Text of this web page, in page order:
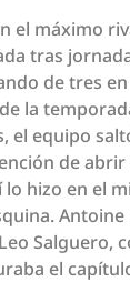
el máximo
tras
de tres
la
el equipo
de abrir
lo hizo en el
Salguero,
el